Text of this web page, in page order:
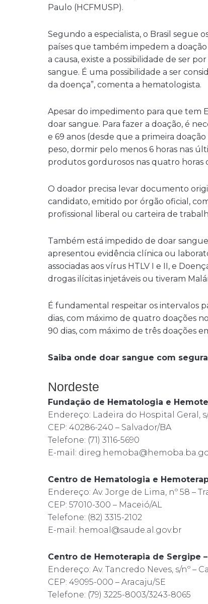
Paulo (HCFMUSP).
Segundo a especialista, o Brasil segue
países que também impedem a doação
a causa, existe a possibilidade de ser
sangue. É uma possibilidade a ser
da doença”, comenta a hematologista.
Apesar do impedimento para que tem
doar sangue. Para fazer a doação, é
e 69 anos (desde que a primeira
peso, dormir pelo menos 6 horas nas
produtos gordurosos nas quatro horas
O doador precisa levar documento
candidato, emitido por órgão oficial,
profissional liberal ou carteira de
Também está impedido de doar
apresentou evidência clínica ou
associadas aos vírus HTLV I e II, e
drogas ilícitas injetáveis ou tiveram
É fundamental respeitar os intervalos
dias, com máximo de quatro doações
90 dias, com máximo de três doações
Saiba onde doar sangue com
Nordeste
Fundação de Hematologia e
Endereço: Ladeira do Hospital Geral,
CEP: 40286-240 – Salvador/BA
Telefone: (71) 3116-5690
E-mail:
Centro de Hematologia e
Endereço: Av. Jorge de Lima, nº 58 –
CEP: 57010-300 – Maceió/AL
Telefone: (82) 3315-2102
E-mail: hemoal@saude.al.gov.br
Centro de Hemoterapia de Sergipe –
Endereço: Av. Tancredo Neves, s/nº –
CEP: 49095-000 – Aracaju/SE
Telefone: (79) 3225-8003/3243-8065